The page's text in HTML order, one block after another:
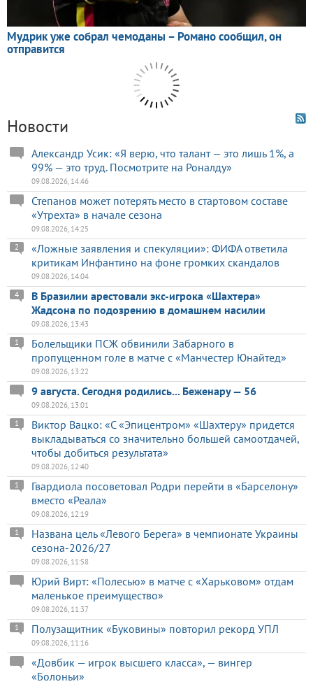
Новости
Александр Усик: «Я верю, что талант — это лишь 1%, а
99% — это труд. Посмотрите на Роналду»
09.08.2026, 14:46
Степанов может потерять место в стартовом составе
«Утрехта» в начале сезона
09.08.2026, 14:25
«Ложные заявления и спекуляции»: ФИФА ответила
критикам Инфантино на фоне громких скандалов
2
09.08.2026, 14:04
В Бразилии арестовали экс-игрока «Шахтера»
Жадсона по подозрению в домашнем насилии
4
09.08.2026, 13:43
Болельщики ПСЖ обвинили Забарного в
пропущенном голе в матче с «Манчестер Юнайтед»
1
09.08.2026, 13:22
9 августа. Сегодня родились... Беженару — 56
09.08.2026, 13:01
Виктор Вацко: «С «Эпицентром» «Шахтеру» придется
выкладываться со значительно большей самоотдачей,
чтобы добиться результата»
1
09.08.2026, 12:40
Гвардиола посоветовал Родри перейти в «Барселону»
вместо «Реала»
1
09.08.2026, 12:19
Названа цель «Левого Берега» в чемпионате Украины
сезона-2026/27
1
09.08.2026, 11:58
Юрий Вирт: «Полесью» в матче с «Харьковом» отдам
маленькое преимущество»
09.08.2026, 11:37
Полузащитник «Буковины» повторил рекорд УПЛ
1
09.08.2026, 11:16
«Довбик — игрок высшего класса», — вингер
«Болоньи»